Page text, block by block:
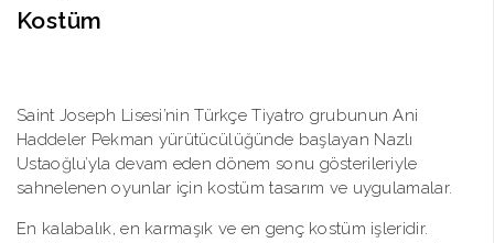
Kostüm
Saint Joseph Lisesi’nin Türkçe Tiyatro grubunun Ani
Haddeler Pekman yürütücülüğünde başlayan Nazlı
Ustaoğlu’yla devam eden dönem sonu gösterileriyle
sahnelenen oyunlar için kostüm tasarım ve uygulamalar.
En kalabalık, en karmaşık ve en genç kostüm işleridir.